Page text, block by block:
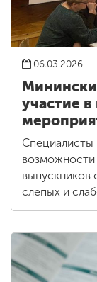
06.03.2026
участие
Специалисты
возможности
выпускников
слепых и